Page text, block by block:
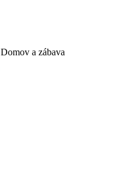
Domov a zábava